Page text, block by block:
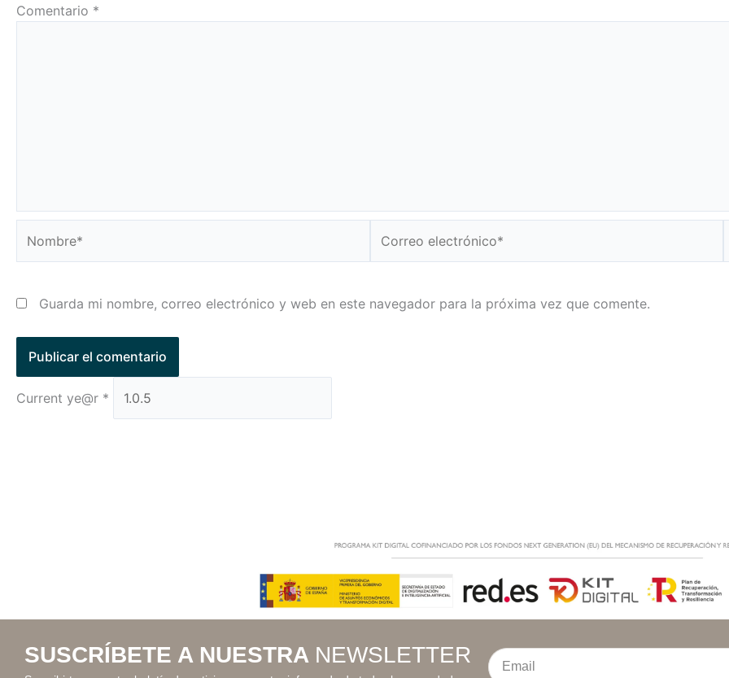
Comentario *
electrónico*
Guarda mi nombre, correo electrónico y web en este navegador para la próxima vez que comente.
Current ye@r *
SUSCRÍBETE A NUESTRA NEWSLETTER Email